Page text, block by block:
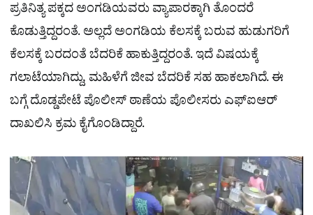
ಪ್ರತಿನಿತ್ಯ ಪಕ್ಕದ ಅಂಗಡಿಯವರು ವ್ಯಾಪಾರಕ್ಕಾಗಿ ತೊಂದರೆ
ಕೊಡುತ್ತಿದ್ದರಂತೆ. ಅಲ್ಲದೆ ಅಂಗಡಿಯ ಕೆಲಸಕ್ಕೆ ಬರುವ ಹುಡುಗರಿಗೆ
ಕೆಲಸಕ್ಕೆ ಬರದಂತೆ ಬೆದರಿಕೆ ಹಾಕುತ್ತಿದ್ದರಂತೆ. ಇದೆ ವಿಷಯಕ್ಕೆ
ಗಲಾಟೆಯಾಗಿದ್ದು, ಮಹಿಳೆಗೆ ಜೀವ ಬೆದರಿಕೆ ಸಹ ಹಾಕಲಾಗಿದೆ. ಈ
ಬಗ್ಗೆ ದೊಡ್ಡಪೇಟೆ ಪೊಲೀಸ್ ಠಾಣೆಯ ಪೊಲೀಸರು ಎಫ್​ಐಆರ್
ದಾಖಲಿಸಿ ಕ್ರಮ ಕೈಗೊಂಡಿದ್ದಾರೆ.